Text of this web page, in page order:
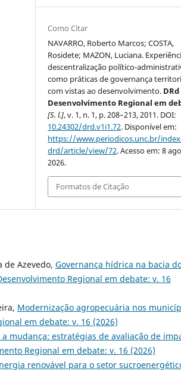
Como Citar
NAVARRO, Roberto Marcos; COSTA,
Rosidete; MAZON, Luciana.
descentralização político-
como práticas de governança
com vistas ao desenvolvimento. DRd
Desenvolvimento Regional em
[S. l.], v. 1, n. 1, p. 208–213, 2011. DOI:
10.24302/drd.v1i1.72. Disponível em:
https://www.periodicos.unc.br/
drd/article/view/72. Acesso em: 8
2026.
Formatos de Citação
de Azevedo, Governança hídrica na bacia
Regional em debate: v. 16
Modernização agropecuária nos
em debate: v. 16 (2026)
mudança: estratégias de avaliação de
Regional em debate: v. 16 (2026)
renovável para o setor